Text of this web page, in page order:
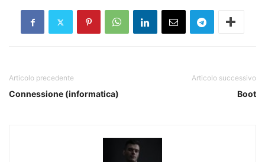
Articolo precedente
Connessione (informatica)
Articolo successivo
Boot